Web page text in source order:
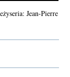
Jean-Pierre